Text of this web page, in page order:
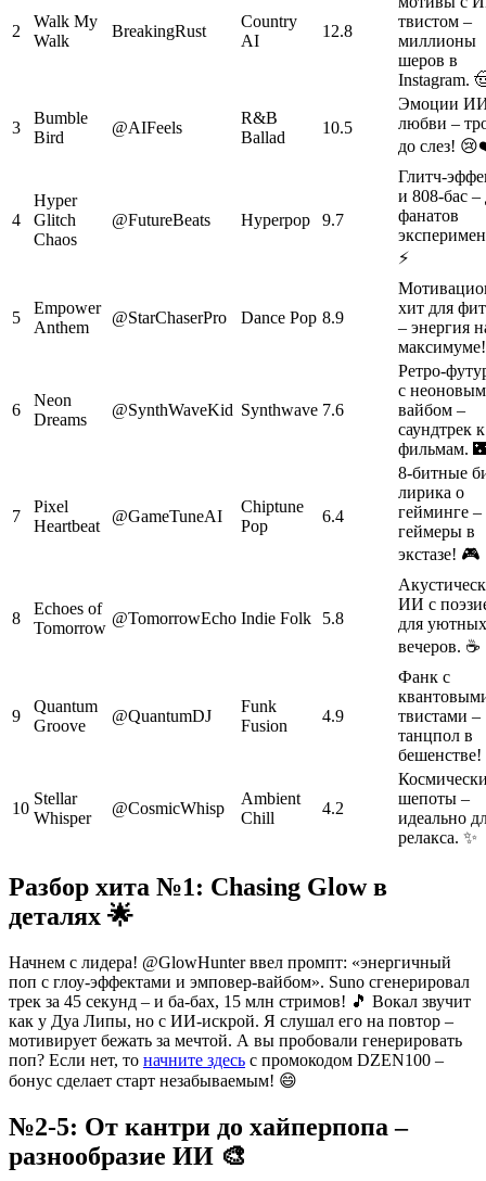
2
Walk My
Walk
BreakingRust
Country
AI
12.8
твистом –
миллионы
шеров в
Instagram.
3
Bumble
Bird
@AIFeels
R&B
Ballad
10.5
Эмоции
любви –
до слез!
4
Hyper
Glitch
Chaos
@FutureBeats Hyperpop 9.7
Глитч-
и 808-бас –
фанатов
⚡
5
Empower
Anthem
@StarChaserPro Dance Pop 8.9
хит для
– энергия
6
Neon
Dreams
@SynthWaveKid Synthwave 7.6
Ретро-
с неоновым
вайбом –
саундтрек к
фильмам.
7
Pixel
Heartbeat
@GameTuneAI
Chiptune
Pop
6.4
8-битные
лирика о
гейминге –
геймеры в
экстазе! 🎮
8
Echoes of
Tomorrow
@TomorrowEcho Indie Folk 5.8
ИИ с
для уютных
вечеров. ☕
9
Quantum
Groove
@QuantumDJ
Funk
Fusion
4.9
Фанк с
твистами –
танцпол в
бешенстве!
10
Stellar
Whisper
@CosmicWhisp
Ambient
Chill
4.2
шепоты –
идеально
релакса. ✨
Разбор хита №1: Chasing Glow в
деталях 🌟
Начнем с лидера! @GlowHunter ввел промпт: «энергичный
поп с глоу-эффектами и эмповер-вайбом». Suno сгенерировал
трек за 45 секунд – и ба-бах, 15 млн стримов! 🎵 Вокал звучит
как у Дуа Липы, но с ИИ-искрой. Я слушал его на повтор –
мотивирует бежать за мечтой. А вы пробовали генерировать
поп? Если нет, то начните здесь с промокодом DZEN100 –
бонус сделает старт незабываемым! 😄
№2-5: От кантри до хайперпопа –
разнообразие ИИ 🎨